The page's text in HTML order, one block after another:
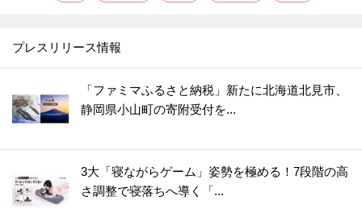
プレスリリース情報
「ファミマふるさと納税」新たに北海道北見市、
静岡県小山町の寄附受付を...
3大「寝ながらゲーム」姿勢を極める！7段階の高
さ調整で寝落ちへ導く「...